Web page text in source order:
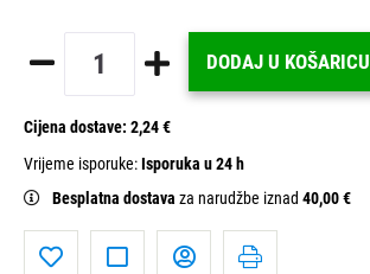
DODAJ U KOŠARICU
Cijena dostave: 2,24 €
Vrijeme isporuke:Isporuka u 24 h
Besplatna dostava za narudžbe iznad 40,00 €